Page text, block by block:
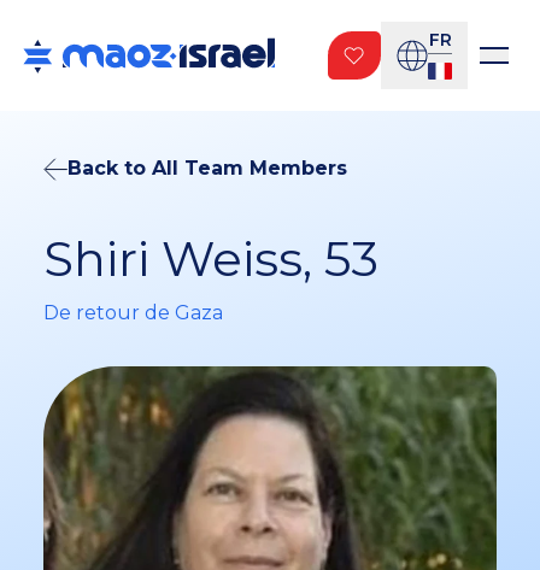
FR
Back to All Team Members
Shiri Weiss, 53
De retour de Gaza